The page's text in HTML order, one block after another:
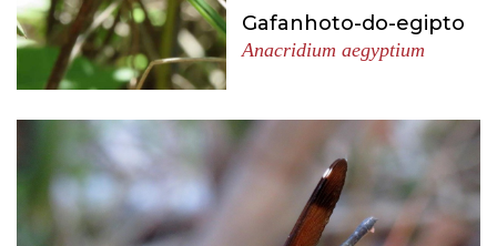
Gafanhoto-do-egipto
Anacridium aegyptium